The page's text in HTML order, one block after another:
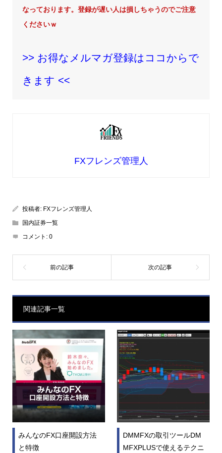
なっております。登録が遅い人は損しちゃうのでご注意
くださいｗ
>> お得なメルマガ登録はココからで
きます <<
FXフレンズ管理人
投稿者: FXフレンズ管理人
国内証券一覧
コメント: 0
関連記事一覧
みんなのFX口座開設方法
と特徴
DMMFXの取引ツールDM
MFXPLUSで使えるテクニ